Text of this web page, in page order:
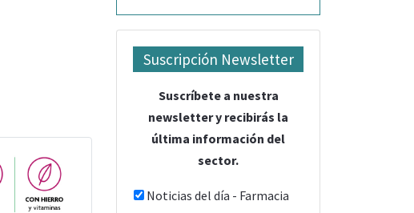
Suscripción Newsletter
Suscríbete a nuestra
newsletter y recibirás la
última información del
sector.
Noticias del día - Farmacia